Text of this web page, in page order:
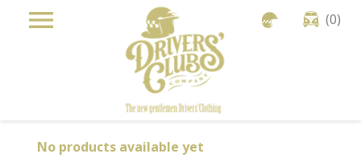
 shopping_cart (0)

No products available yet
Cookies management panel